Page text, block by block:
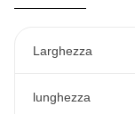
Larghezza
lunghezza